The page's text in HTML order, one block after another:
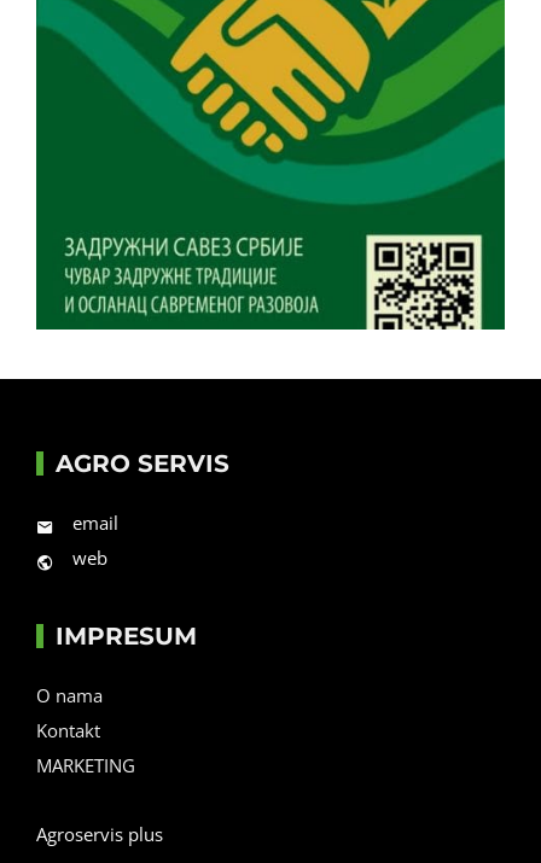
AGRO SERVIS
email
web
IMPRESUM
O nama
Kontakt
MARKETING
Agroservis plus